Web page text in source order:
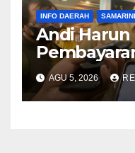
INFO DAERAH
Andi Harun
Samarinda
Tanpa
AGU 5, 2026